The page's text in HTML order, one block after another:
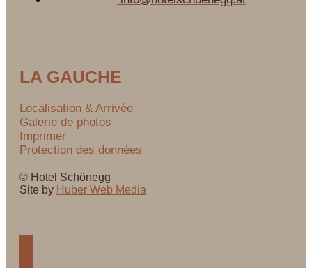
LA GAUCHE
Localisation & Arrivée
Galerie de photos
Imprimer
Protection des données
© Hotel Schönegg
Site by Huber Web Media